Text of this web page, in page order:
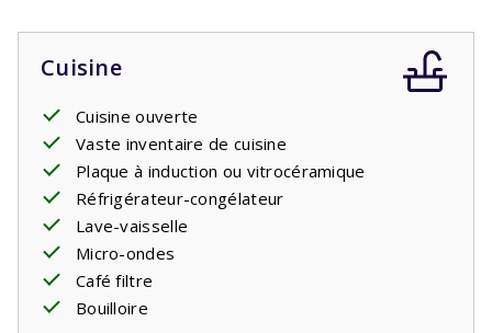
Cuisine
Cuisine ouverte
Vaste inventaire de cuisine
Plaque à induction ou vitrocéramique
Réfrigérateur-congélateur
Lave-vaisselle
Micro-ondes
Café filtre
Bouilloire